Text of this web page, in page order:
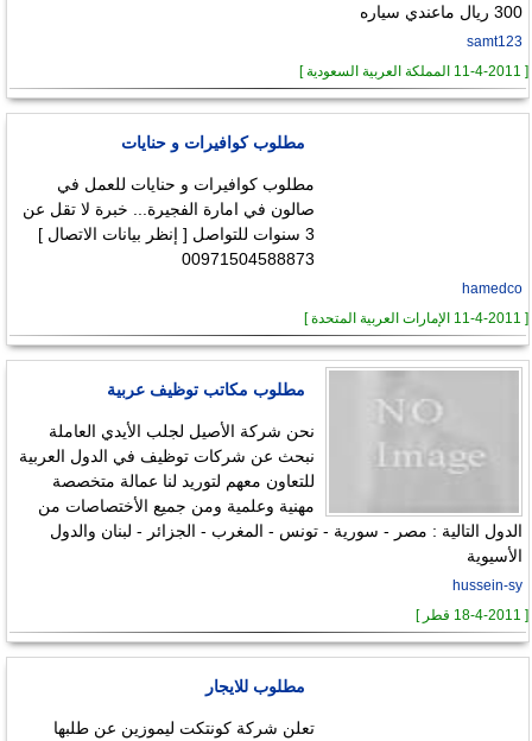
300 ريال ماعندي سياره
samt123
[ 11-4-2011 المملكة العربية السعودية ]
مطلوب كوافيرات و حنايات
مطلوب كوافيرات و حنايات للعمل في
صالون في امارة الفجيرة... خبرة لا تقل عن
3 سنوات للتواصل [ إنظر بيانات الاتصال ]
00971504588873
hamedco
[ 11-4-2011 الإمارات العربية المتحدة ]
مطلوب مكاتب توظيف عربية
نحن شركة الأصيل لجلب الأيدي العاملة
نبحث عن شركات توظيف في الدول العربية
للتعاون معهم لتوريد لنا عمالة متخصصة
مهنية وعلمية ومن جميع الأختصاصات من
الدول التالية : مصر - سورية - تونس - المغرب - الجزائر - لبنان والدول
الأسيوية
hussein-sy
[ 18-4-2011 قطر ]
مطلوب للايجار
تعلن شركة كونتكت ليموزين عن طلبها